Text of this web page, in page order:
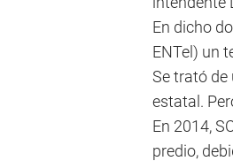
En dicho
ENTel) un
Se trató de
estatal.
En 2014,
predio,